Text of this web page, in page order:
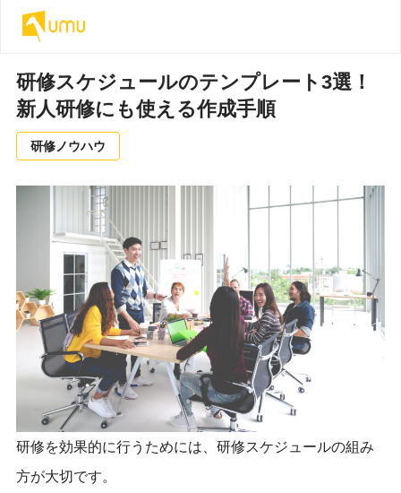
研修スケジュールのテンプレート3選！
新人研修にも使える作成手順
研修ノウハウ
研修を効果的に行うためには、研修スケジュールの組み
方が大切です。